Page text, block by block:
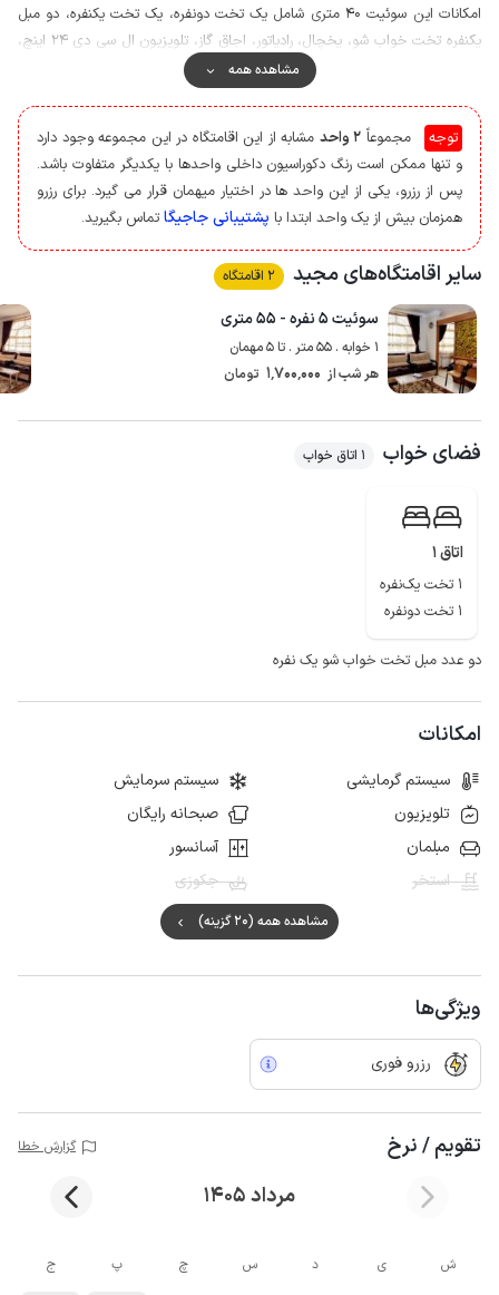
امکانات این سوئیت 40 متری شامل یک تخت دونفره، یک تخت یکنفره، دو مبل
یکنفره تخت خواب شو، یخچال، رادیاتور، اجاق گاز، تلویزیون ال سی دی 24 اینچ،
از مشاعات این مجموعه می توان به سرویس ایرانی، لابی و راه پله ها اشاره کرد.
محیط مجموعه به دوربین مداربسته مجهز است، همچنین مجموعه داری واحد
پذیرش 24 ساعته می باشد.
در نظر داشته باشید که اقامتگاه پارکینگ اختصاصی ندارد و مهمانان می توانند
وسایل نقلیه خود را در محیط اطراف ساختمان پارک نمایند.
سرو صبحانه رایگان استو سرو ناهار و شام با پرداخت هزینه جداگانه در رستوران
امکان پذیر است.
است.
آنتن دهی تلفن همراه برای دو اپراتور ایرانسل و همراه اول در مکالمه خوب و
پوشش اینترنت به صورت 4g می باشد، همچنین وای فای رایگان نیز در لابی قابل
استفاده است.
سرزمین موج های آبی، آرامگاه فردوسی، چالیدره و پارک کوهسنگی بخشی از جاذبه
های تفریحی و گردشگری مشهد می باشد.
مشاهده همه
توجه مجموعاً 2 واحد
مشابه از این اقامتگاه در این مجموعه وجود دارد
و تنها ممکن است رنگ دکوراسیون داخلی واحدها با یکدیگر متفاوت باشد.
پس از رزرو، یکی از این واحد ها در اختیار میهمان قرار می گیرد. برای رزرو
همزمان بیش از یک واحد ابتدا با پشتیبانی جاجیگا تماس بگیرید.
سایر اقامتگاه‌های مجید 2 اقامتگاه
سوئیت ۵ نفره - ۵۵ متری
1 خوابه . 55 متر . تا 5 مهمان
هر شب از 1٬700٬000 تومان
فضای خواب 1 اتاق خواب
اتاق 1
1 تخت یک‌نفره
1 تخت دونفره
دو عدد مبل تخت خواب شو یک نفره
امکانات
سیستم گرمایشی
سیستم سرمایش
تلویزیون
صبحانه رایگان
مبلمان
آسانسور
استخر
جکوزی
مشاهده همه (20 گزینه)
ویژگی‌ها
رزرو فوری
تقویم / نرخ گزارش خطا
مرداد 1405
ش ی د س چ پ ج